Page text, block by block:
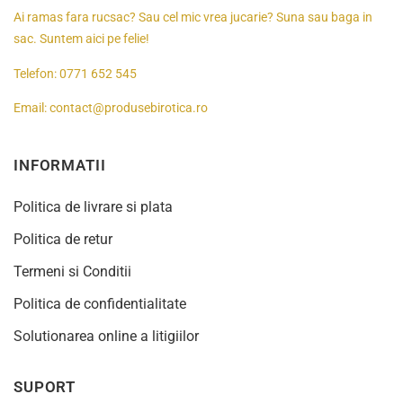
Ai ramas fara rucsac? Sau cel mic vrea jucarie? Suna sau baga in
sac. Suntem aici pe felie!
Telefon:0771 652 545
Email:contact@produsebirotica.ro
INFORMATII
Politica de livrare si plata
Politica de retur
Termeni si Conditii
Politica de confidentialitate
Solutionarea online a litigiilor
SUPORT